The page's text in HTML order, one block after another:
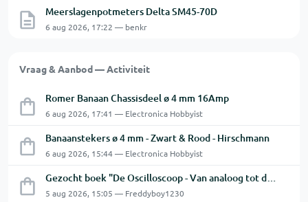
Meerslagenpotmeters Delta SM45-70D
6 aug 2026, 17:22 — benkr
Vraag & Aanbod — Activiteit
Romer Banaan Chassisdeel ø 4 mm 16Amp
6 aug 2026, 17:41 — Electronica Hobbyist
Banaanstekers ø 4 mm - Zwart & Rood - Hirschmann
6 aug 2026, 15:44 — Electronica Hobbyist
Gezocht boek "De Oscilloscoop - Van analoog tot digitaal"
5 aug 2026, 15:05 — Freddyboy1230